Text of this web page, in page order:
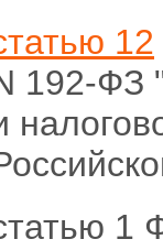
12
192-ФЗ
1